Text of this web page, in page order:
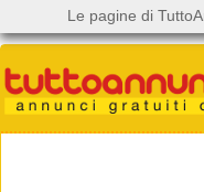
Le pagine di